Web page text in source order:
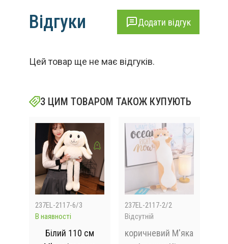
Відгуки Додати відгук
Цей товар ще не має відгуків.
З ЦИМ ТОВАРОМ ТАКОЖ КУПУЮТЬ
237EL-2117-6/3
В наявності
Білий 110 см
237EL-2117-2/2
Відсутній
коричневий М'яка